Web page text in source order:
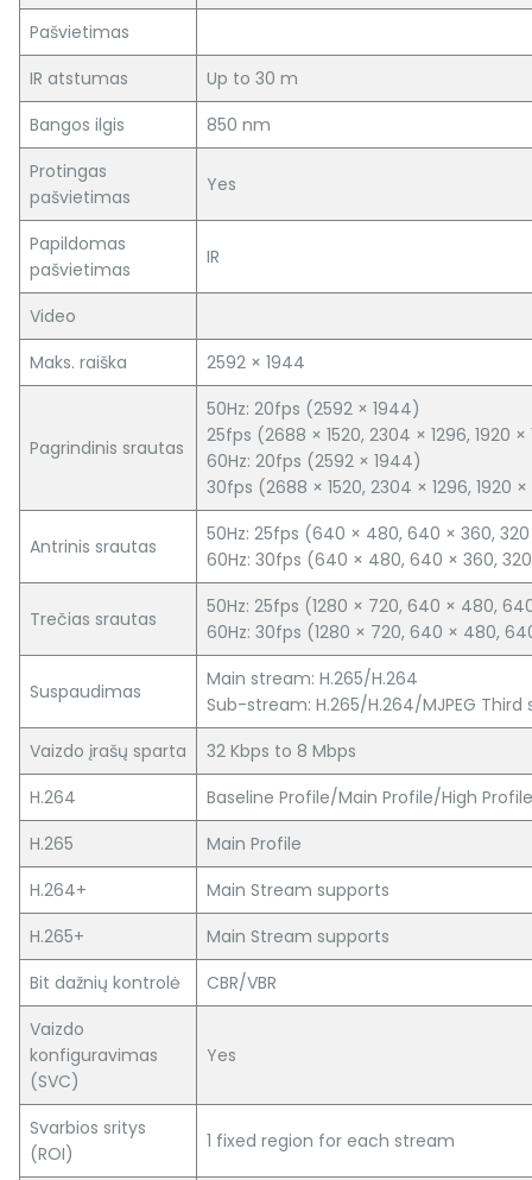
Pašvietimas
IR atstumas
Up to 30 m
Bangos ilgis
850 nm
Protingas
pašvietimas
Yes
Papildomas
pašvietimas
IR
Video
Maks. raiška
2592 × 1944
Pagrindinis srautas
50Hz: 20fps (2592 × 1944)
25fps (2688 × 1520, 2304 × 1296, 1920
60Hz: 20fps (2592 × 1944)
30fps (2688 × 1520, 2304 × 1296, 1920
Antrinis srautas
50Hz: 25fps (640 × 480, 640 × 360,
60Hz: 30fps (640 × 480, 640 × 360,
Trečias srautas
50Hz: 25fps (1280 × 720, 640 × 480,
60Hz: 30fps (1280 × 720, 640 × 480,
Suspaudimas
Main stream: H.265/H.264
Sub-stream: H.265/H.264/MJPEG Third
Vaizdo įrašų sparta
32 Kbps to 8 Mbps
H.264
Baseline Profile/Main Profile/High Profile
H.265
Main Profile
H.264+
Main Stream supports
H.265+
Main Stream supports
Bit dažnių kontrolė
CBR/VBR
Vaizdo
konfiguravimas
(SVC)
Yes
Svarbios sritys
(ROI)
1 fixed region for each stream